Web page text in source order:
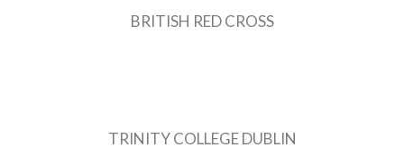
BRITISH RED CROSS
TRINITY COLLEGE DUBLIN